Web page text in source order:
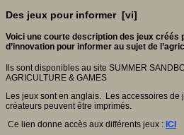
Des jeux pour informer [vi]
Voici une courte description des jeux créés
d’innovation pour informer au sujet de
Ils sont disponibles au site SUMMER
AGRICULTURE & GAMES
Les jeux sont en anglais. Les accessoires de
créateurs peuvent être imprimés.
Ce lien donne accès aux différents jeux : ICI